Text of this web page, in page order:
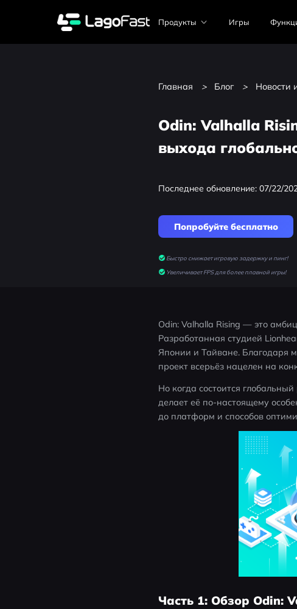
Продукты Игры
Главная > Блог > Новости
Odin: Valhalla
выхода
Последнее обновление: 07/22/
Попробуйте бесплатно
Быстро снижает игровую задержку и пинг!
Увеличивает FPS для более плавной игры!
Odin: Valhalla Rising — это
Разработанная студией
Японии и Тайване. Благодаря
проект всерьёз нацелен на
Но когда состоится
делает её по-настоящему
до платформ и способов
Часть 1: Обзор Odin: